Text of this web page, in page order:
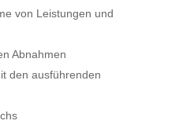
von Leistungen und
Abnahmen
den ausführenden